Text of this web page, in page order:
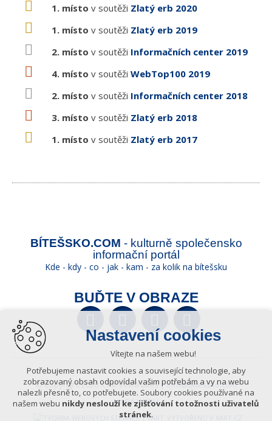
1. místo v soutěži Zlatý erb 2020
1. místo v soutěži Zlatý erb 2019
2. místo v soutěži Informačních center 2019
4. místo v soutěži WebTop100 2019
2. místo v soutěži Informačních center 2018
3. místo v soutěži Zlatý erb 2018
1. místo v soutěži Zlatý erb 2017
BÍTEŠSKO.COM - kulturně společensko
informační portál
Kde - kdy - co - jak - kam - za kolik na bítešsku
BUĎTE V OBRAZE
© Copyright 2026 ICKK Velká Bíteš |info@bitessko.com
MAPA WEBU
Nastavení cookies
Vítejte na našem webu!
Potřebujeme nastavit cookies a související technologie, aby
zobrazovaný obsah odpovídal vašim potřebám a vy na webu
nalezli přesně to, co potřebujete. Soubory cookies používané na
našem webu nikdy neslouží ke zjišťování totožnosti uživatelů
stránek.